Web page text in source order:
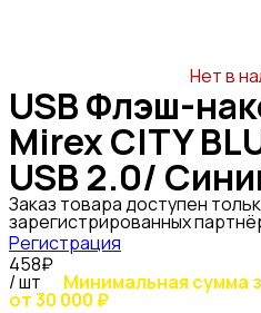
Нет в
USB Флэш-
Mirex CITY
USB 2.0/
Заказ товара доступен
зарегистрированных
Регистрация
458₽
/ шт Минимальная сумма
от 30 000 ₽